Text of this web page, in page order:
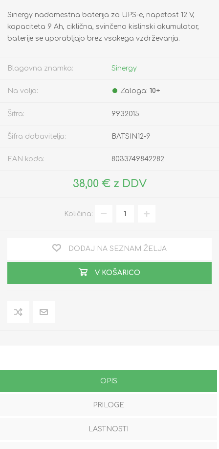
Sinergy nadomestna baterija za UPS-e, napetost 12 V,
kapaciteta 9 Ah, ciklična, svinčeno kislinski akumulator,
baterije se uporabljajo brez vsakega vzdrževanja.
Blagovna znamka: Sinergy
Na voljo: Zaloga: 10+
Šifra: 9932015
Šifra dobavitelja: BATSIN12-9
EAN koda: 8033749842282
38,00 € z DDV
Količina:
DODAJ NA SEZNAM ŽELJA
V KOŠARICO
OPIS
PRILOGE
LASTNOSTI